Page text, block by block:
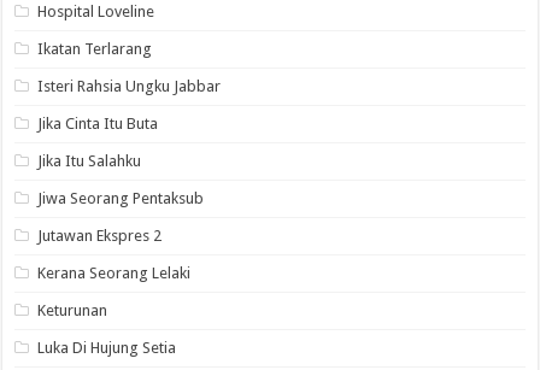
Hospital Loveline
Ikatan Terlarang
Isteri Rahsia Ungku Jabbar
Jika Cinta Itu Buta
Jika Itu Salahku
Jiwa Seorang Pentaksub
Jutawan Ekspres 2
Kerana Seorang Lelaki
Keturunan
Luka Di Hujung Setia